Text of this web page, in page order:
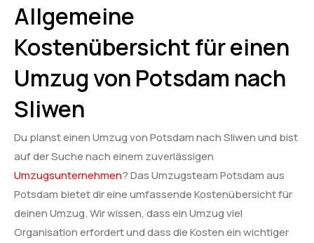
Allgemeine
Kostenübersicht für einen
Umzug von Potsdam nach
Sliwen
Du planst einen Umzug von Potsdam nach Sliwen und bist
auf der Suche nach einem zuverlässigen
Umzugsunternehmen? Das Umzugsteam Potsdam aus
Potsdam bietet dir eine umfassende Kostenübersicht für
deinen Umzug. Wir wissen, dass ein Umzug viel
Organisation erfordert und dass die Kosten ein wichtiger